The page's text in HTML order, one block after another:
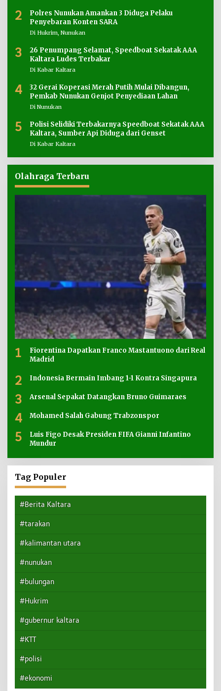
2
Polres Nunukan Amankan 3 Diduga Pelaku
Penyebaran Konten SARA
Di Hukrim, Nunukan
3
26 Penumpang Selamat, Speedboat Sekatak AAA
Kaltara Ludes Terbakar
Di Kabar Kaltara
4
32 Gerai Koperasi Merah Putih Mulai Dibangun,
Pemkab Nunukan Genjot Penyediaan Lahan
Di Nunukan
5
Polisi Selidiki Terbakarnya Speedboat Sekatak AAA
Kaltara, Sumber Api Diduga dari Genset
Di Kabar Kaltara
Olahraga Terbaru
1
Fiorentina Dapatkan Franco Mastantuono dari Real
Madrid
2 Indonesia Bermain Imbang 1-1 Kontra Singapura
3 Arsenal Sepakat Datangkan Bruno Guimaraes
4 Mohamed Salah Gabung Trabzonspor
5
Luis Figo Desak Presiden FIFA Gianni Infantino
Mundur
Tag Populer
#Berita Kaltara
#tarakan
#kalimantan utara
#nunukan
#bulungan
#Hukrim
#gubernur kaltara
#KTT
#polisi
#ekonomi